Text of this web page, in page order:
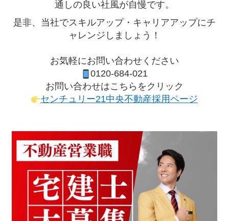
通しの良い社風が自慢です。
是非、当社でスキルアップ・キャリアアップにチ
ャレンジしましょう！
お気軽にお問い合わせください
0120-684-021
お問い合わせはこちらをクリック
センチュリー21中央不動産採用ページ